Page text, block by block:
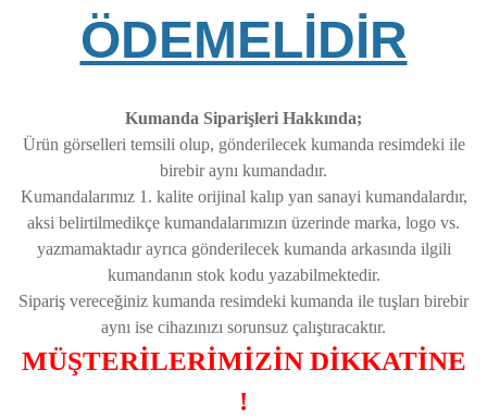
ÖDEMELİDİR
Kumanda Siparişleri Hakkında;
Ürün görselleri temsili olup, gönderilecek kumanda resimdeki ile
birebir aynı kumandadır.
Kumandalarımız 1. kalite orijinal kalıp yan sanayi kumandalardır,
aksi belirtilmedikçe kumandalarımızın üzerinde marka, logo vs.
yazmamaktadır ayrıca gönderilecek kumanda arkasında ilgili
kumandanın stok kodu yazabilmektedir.
Sipariş vereceğiniz kumanda resimdeki kumanda ile tuşları birebir
aynı ise cihazınızı sorunsuz çalıştıracaktır.
MÜŞTERİLERİMİZİN DİKKATİNE
!